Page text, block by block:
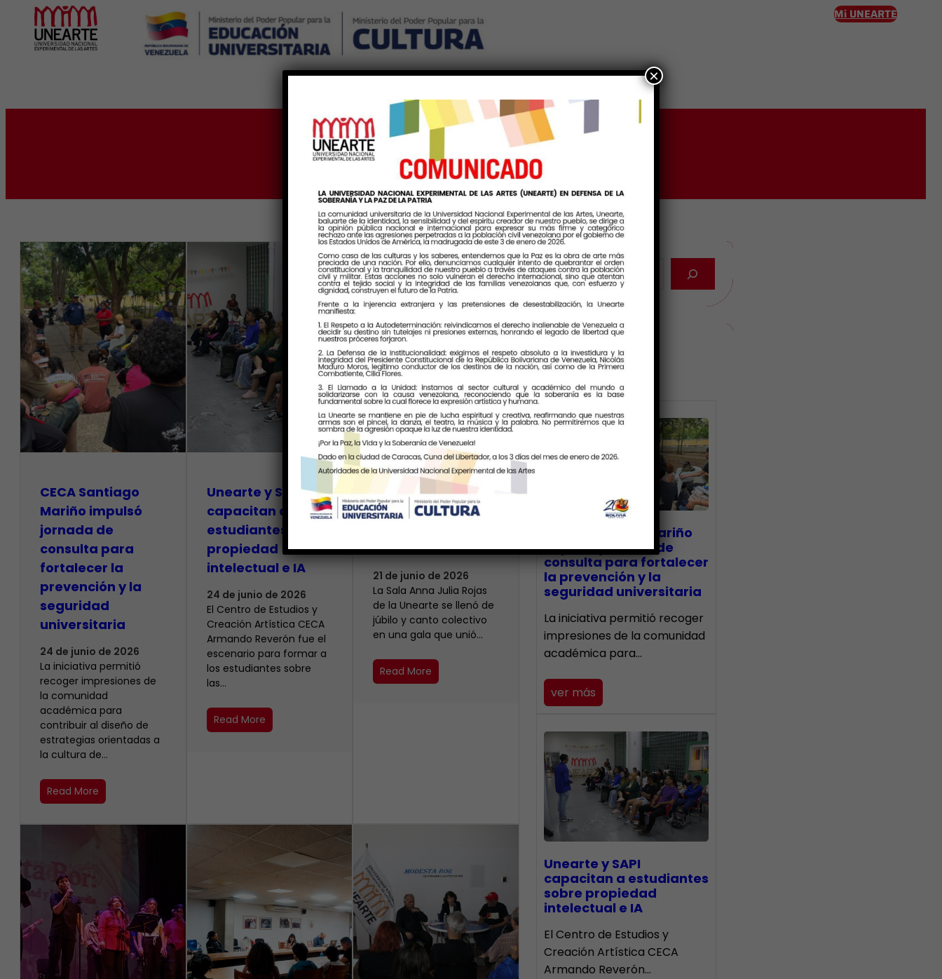
Mi UNEARTE
Ingreso
Etiqueta:EncuentroHumnista
CECA Santiago
Mariño impulsó
jornada de
consulta para
fortalecer la
prevención y la
seguridad
universitaria
24 de junio de 2026
La iniciativa permitió
recoger impresiones de
la comunidad
académica para
contribuir al diseño de
estrategias orientadas a
la cultura de…
Read More
Unearte y SAPI
capacitan a
estudiantes sobre
propiedad
intelectual e IA
24 de junio de 2026
El Centro de Estudios y
Creación Artística CECA
Armando Reverón fue el
escenario para formar a
los estudiantes sobre
las…
Read More
Más de 400 voces
rinden tributo a la
Bor
21 de junio de 2026
​La Sala Anna Julia Rojas
de la Unearte se llenó de
júbilo y canto colectivo
en una gala que unió…
Read More
Últimas Noticias
CECA Santiago Mariño
impulsó jornada de
consulta para fortalecer
la prevención y la
seguridad universitaria
La iniciativa permitió recoger
impresiones de la comunidad
académica para…
ver más
Unearte y SAPI
capacitan a estudiantes
sobre propiedad
intelectual e IA
El Centro de Estudios y
Creación Artística CECA
Armando Reverón…
×